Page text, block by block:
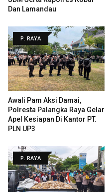
Dan Lamandau
P. RAYA
Awali Pam Aksi Damai,
Polresta Palangka Raya Gelar
Apel Kesiapan Di Kantor PT.
PLN UP3
P. RAYA